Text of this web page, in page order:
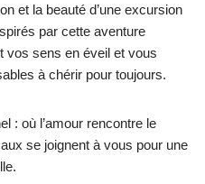
et la beauté d’une excursion
par cette aventure
vos sens en éveil et vous
à chérir pour toujours.
: où l’amour rencontre le
se joignent à vous pour une